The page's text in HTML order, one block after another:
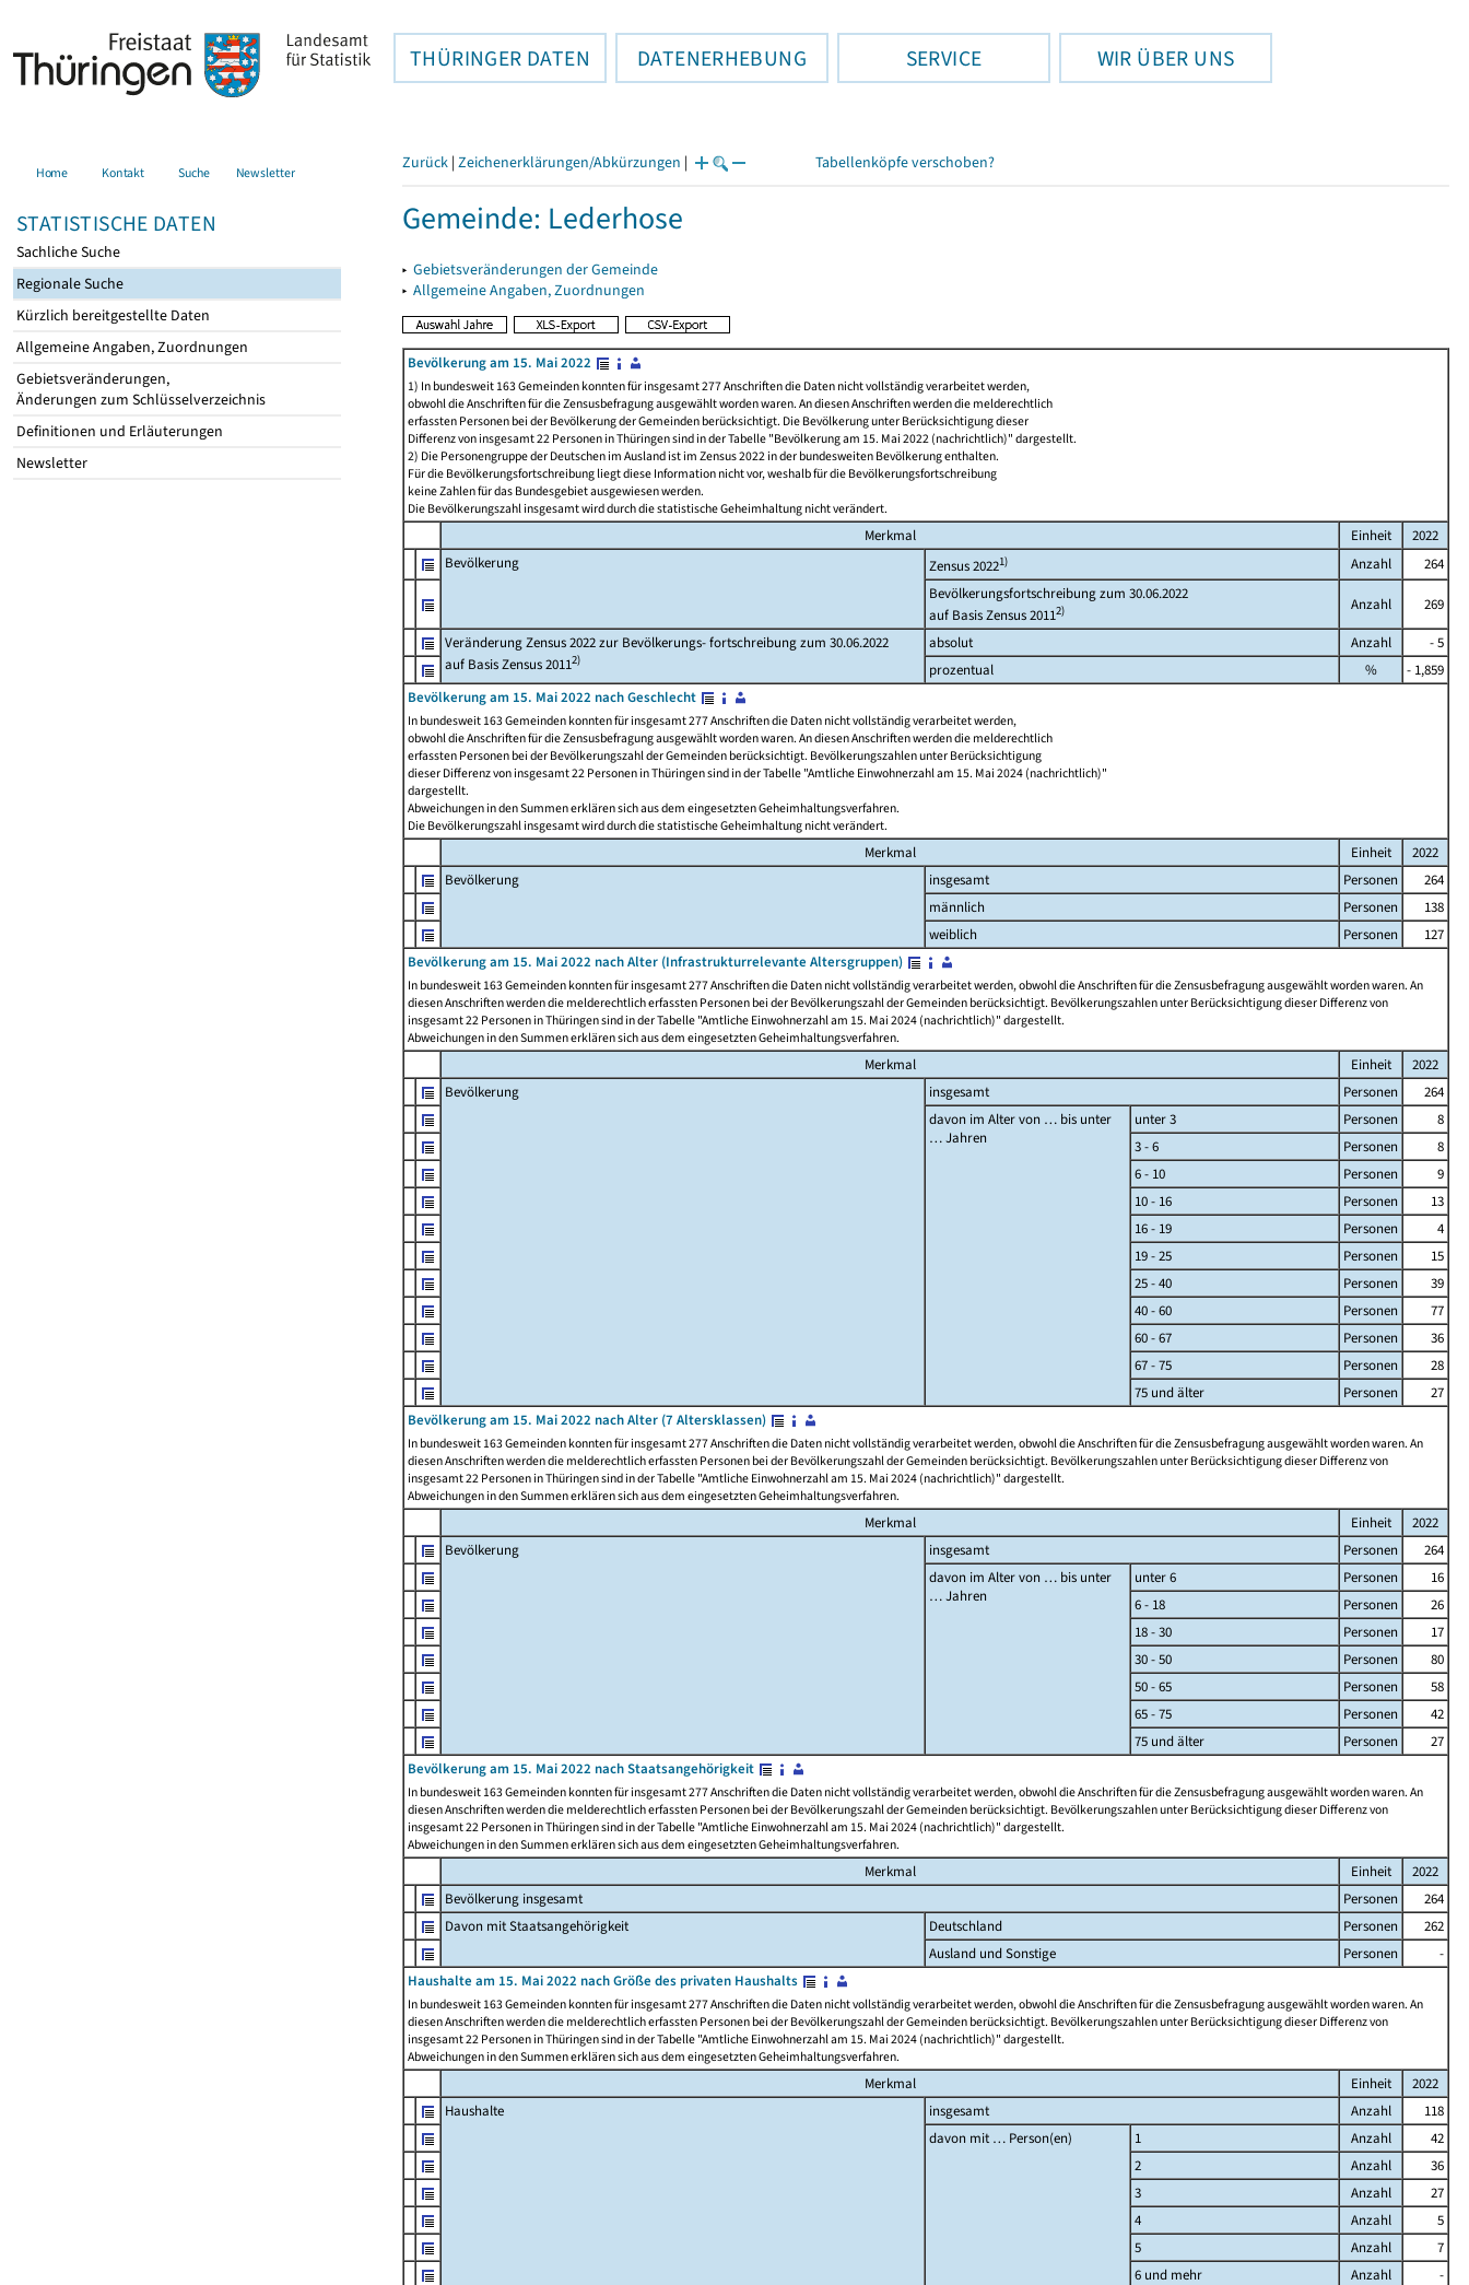
THÜRINGER DATEN DATENERHEBUNG SERVICE WIR ÜBER UNS
Home Kontakt Suche Newsletter
STATISTISCHE DATEN
Sachliche Suche
Regionale Suche
Kürzlich bereitgestellte Daten
Allgemeine Angaben, Zuordnungen
Gebietsveränderungen,
Änderungen zum Schlüsselverzeichnis
Definitionen und Erläuterungen
Newsletter
Zurück | Zeichenerklärungen/Abkürzungen | Tabellenköpfe verschoben?
Gemeinde: Lederhose
▸ Gebietsveränderungen der Gemeinde
▸ Allgemeine Angaben, Zuordnungen
Bevölkerung am 15. Mai 2022
1) In bundesweit 163 Gemeinden konnten für insgesamt 277 Anschriften die Daten nicht vollständig verarbeitet werden,
obwohl die Anschriften für die Zensusbefragung ausgewählt worden waren. An diesen Anschriften werden die melderechtlich
erfassten Personen bei der Bevölkerung der Gemeinden berücksichtigt. Die Bevölkerung unter Berücksichtigung dieser
Differenz von insgesamt 22 Personen in Thüringen sind in der Tabelle "Bevölkerung am 15. Mai 2022 (nachrichtlich)" dargestellt.
2) Die Personengruppe der Deutschen im Ausland ist im Zensus 2022 in der bundesweiten Bevölkerung enthalten.
Für die Bevölkerungsfortschreibung liegt diese Information nicht vor, weshalb für die Bevölkerungsfortschreibung
keine Zahlen für das Bundesgebiet ausgewiesen werden.
Die Bevölkerungszahl insgesamt wird durch die statistische Geheimhaltung nicht verändert.
Merkmal Einheit
2022
Bevölkerung
Zensus 20221) Anzahl
264
Bevölkerungsfortschreibung zum 30.06.2022
auf Basis Zensus 20112) Anzahl 269
Veränderung Zensus 2022 zur Bevölkerungs- fortschreibung zum 30.06.2022
auf Basis Zensus 20112)
absolut Anzahl
- 5
prozentual
%
- 1,859
Bevölkerung am 15. Mai 2022 nach Geschlecht
In bundesweit 163 Gemeinden konnten für insgesamt 277 Anschriften die Daten nicht vollständig verarbeitet werden,
obwohl die Anschriften für die Zensusbefragung ausgewählt worden waren. An diesen Anschriften werden die melderechtlich
erfassten Personen bei der Bevölkerungszahl der Gemeinden berücksichtigt. Bevölkerungszahlen unter Berücksichtigung
dieser Differenz von insgesamt 22 Personen in Thüringen sind in der Tabelle "Amtliche Einwohnerzahl am 15. Mai 2024 (nachrichtlich)"
dargestellt.
Abweichungen in den Summen erklären sich aus dem eingesetzten Geheimhaltungsverfahren.
Die Bevölkerungszahl insgesamt wird durch die statistische Geheimhaltung nicht verändert.
Merkmal Einheit
2022
Bevölkerung
insgesamt Personen
264
männlich
Personen
138
weiblich
Personen
127
Bevölkerung am 15. Mai 2022 nach Alter (Infrastrukturrelevante Altersgruppen)
In bundesweit 163 Gemeinden konnten für insgesamt 277 Anschriften die Daten nicht vollständig verarbeitet werden, obwohl die Anschriften für die Zensusbefragung ausgewählt worden waren. An
diesen Anschriften werden die melderechtlich erfassten Personen bei der Bevölkerungszahl der Gemeinden berücksichtigt. Bevölkerungszahlen unter Berücksichtigung dieser Differenz von
insgesamt 22 Personen in Thüringen sind in der Tabelle "Amtliche Einwohnerzahl am 15. Mai 2024 (nachrichtlich)" dargestellt.
Abweichungen in den Summen erklären sich aus dem eingesetzten Geheimhaltungsverfahren.
Merkmal Einheit
2022
Bevölkerung
insgesamt Personen
264
davon im Alter von … bis unter
… Jahren
unter 3 Personen
8
3 - 6
Personen
8
6 - 10
Personen
9
10 - 16
Personen
13
16 - 19
Personen
4
19 - 25
Personen
15
25 - 40
Personen
39
40 - 60
Personen
77
60 - 67
Personen
36
67 - 75
Personen
28
75 und älter
Personen
27
Bevölkerung am 15. Mai 2022 nach Alter (7 Altersklassen)
In bundesweit 163 Gemeinden konnten für insgesamt 277 Anschriften die Daten nicht vollständig verarbeitet werden, obwohl die Anschriften für die Zensusbefragung ausgewählt worden waren. An
diesen Anschriften werden die melderechtlich erfassten Personen bei der Bevölkerungszahl der Gemeinden berücksichtigt. Bevölkerungszahlen unter Berücksichtigung dieser Differenz von
insgesamt 22 Personen in Thüringen sind in der Tabelle "Amtliche Einwohnerzahl am 15. Mai 2024 (nachrichtlich)" dargestellt.
Abweichungen in den Summen erklären sich aus dem eingesetzten Geheimhaltungsverfahren.
Merkmal Einheit
2022
Bevölkerung
insgesamt Personen
264
davon im Alter von … bis unter
… Jahren
unter 6 Personen
16
6 - 18
Personen
26
18 - 30
Personen
17
30 - 50
Personen
80
50 - 65
Personen
58
65 - 75
Personen
42
75 und älter
Personen
27
Bevölkerung am 15. Mai 2022 nach Staatsangehörigkeit
In bundesweit 163 Gemeinden konnten für insgesamt 277 Anschriften die Daten nicht vollständig verarbeitet werden, obwohl die Anschriften für die Zensusbefragung ausgewählt worden waren. An
diesen Anschriften werden die melderechtlich erfassten Personen bei der Bevölkerungszahl der Gemeinden berücksichtigt. Bevölkerungszahlen unter Berücksichtigung dieser Differenz von
insgesamt 22 Personen in Thüringen sind in der Tabelle "Amtliche Einwohnerzahl am 15. Mai 2024 (nachrichtlich)" dargestellt.
Abweichungen in den Summen erklären sich aus dem eingesetzten Geheimhaltungsverfahren.
Merkmal Einheit
2022
Bevölkerung insgesamt
Personen
264
Davon mit Staatsangehörigkeit
Deutschland Personen
262
Ausland und Sonstige
Personen
-
Haushalte am 15. Mai 2022 nach Größe des privaten Haushalts
In bundesweit 163 Gemeinden konnten für insgesamt 277 Anschriften die Daten nicht vollständig verarbeitet werden, obwohl die Anschriften für die Zensusbefragung ausgewählt worden waren. An
diesen Anschriften werden die melderechtlich erfassten Personen bei der Bevölkerungszahl der Gemeinden berücksichtigt. Bevölkerungszahlen unter Berücksichtigung dieser Differenz von
insgesamt 22 Personen in Thüringen sind in der Tabelle "Amtliche Einwohnerzahl am 15. Mai 2024 (nachrichtlich)" dargestellt.
Abweichungen in den Summen erklären sich aus dem eingesetzten Geheimhaltungsverfahren.
Merkmal Einheit
2022
Haushalte
insgesamt Anzahl
118
davon mit … Person(en)
1 Anzahl
42
2
Anzahl
36
3
Anzahl
27
4
Anzahl
5
5
Anzahl
7
6 und mehr
Anzahl
-